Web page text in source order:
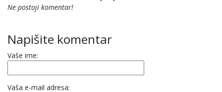
Ne postoji komentar!
Napišite komentar
Vaše ime:
Vaša e-mail adresa: